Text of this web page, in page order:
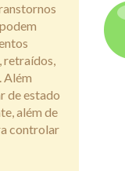
retraídos,
Além
de estado
além de
controlar